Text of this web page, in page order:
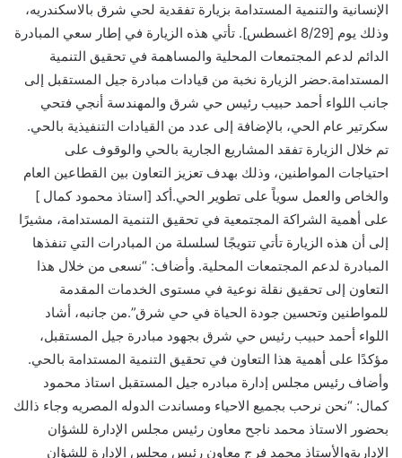
الإنسانية والتنمية المستدامة بزيارة تفقدية لحي شرق بالاسكندريه،
وذلك يوم [8/29 اغسطس]. تأتي هذه الزيارة في إطار سعي المبادرة
الدائم لدعم المجتمعات المحلية والمساهمة في تحقيق التنمية
المستدامة.حضر الزيارة نخبة من قيادات مبادرة جيل المستقبل إلى
جانب اللواء أحمد حبيب رئيس حي شرق والمهندسة أنجي فتحي
سكرتير عام الحي، بالإضافة إلى عدد من القيادات التنفيذية بالحي.
تم خلال الزيارة تفقد المشاريع الجارية بالحي والوقوف على
احتياجات المواطنين، وذلك بهدف تعزيز التعاون بين القطاعين العام
والخاص والعمل سوياً على تطوير الحي.أكد [استاذ محمود كمال ]
على أهمية الشراكة المجتمعية في تحقيق التنمية المستدامة، مشيرًا
إلى أن هذه الزيارة تأتي تتويجًا لسلسلة من المبادرات التي تنفذها
المبادرة لدعم المجتمعات المحلية. وأضاف: “نسعى من خلال هذا
التعاون إلى تحقيق نقلة نوعية في مستوى الخدمات المقدمة
للمواطنين وتحسين جودة الحياة في حي شرق”.من جانبه، أشاد
اللواء أحمد حبيب رئيس حي شرق بجهود مبادرة جيل المستقبل،
مؤكدًا على أهمية هذا التعاون في تحقيق التنمية المستدامة بالحي.
وأضاف رئيس مجلس إدارة مبادره جيل المستقبل استاذ محمود
كمال: “نحن نرحب بجميع الاحياء ومساندت الدوله المصريه وجاء ذالك
بحضور الاستاذ محمد ناجح معاون رئيس مجلس الإدارة للشؤان
الإداريةوالأستاذ محمد فرج معاون رئيس مجلس الإدارة للشؤان